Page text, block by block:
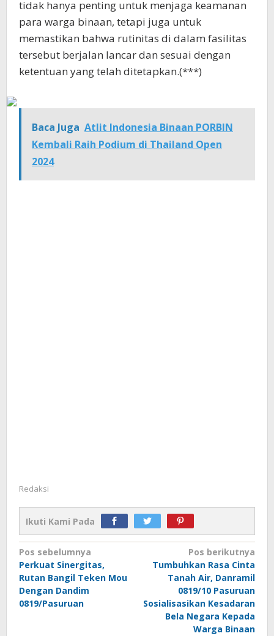
tidak hanya penting untuk menjaga keamanan
para warga binaan, tetapi juga untuk
memastikan bahwa rutinitas di dalam fasilitas
tersebut berjalan lancar dan sesuai dengan
ketentuan yang telah ditetapkan.(***)
Baca Juga Atlit Indonesia Binaan PORBIN
Kembali Raih Podium di Thailand Open
2024
Redaksi
Ikuti Kami Pada
Navigasi
pos
Pos sebelumnya
Perkuat Sinergitas,
Rutan Bangil Teken Mou
Dengan Dandim
0819/Pasuruan
Pos berikutnya
Tumbuhkan Rasa Cinta
Tanah Air, Danramil
0819/10 Pasuruan
Sosialisasikan Kesadaran
Bela Negara Kepada
Warga Binaan